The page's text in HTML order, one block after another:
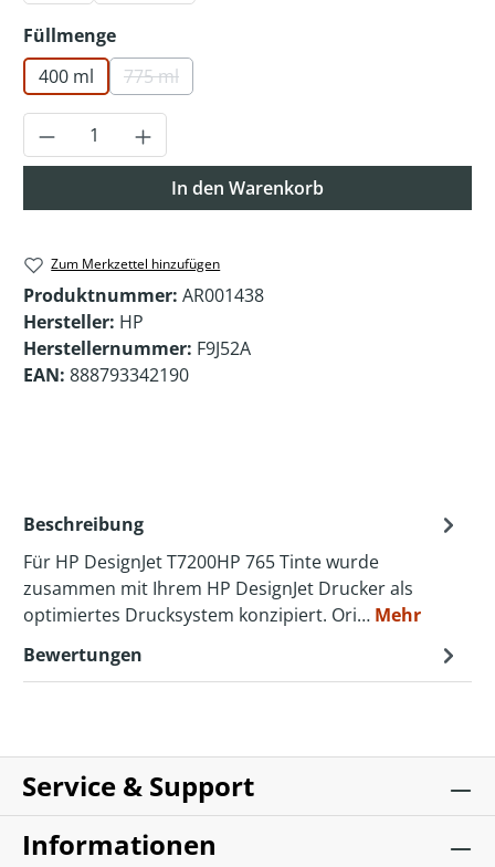
Füllmengeauswählen
400 ml
775 ml(Diese Option ist zurzeit nicht verfügbar.)
Produkt Anzahl: Gib den gewünschten
In den Warenkorb
Zum Merkzettel hinzufügen
Produktnummer: AR001438
Hersteller: HP
Herstellernummer: F9J52A
EAN: 888793342190
Beschreibung
Für HP DesignJet T7200HP 765 Tinte wurde
zusammen mit Ihrem HP DesignJet Drucker als
optimiertes Drucksystem konzipiert. Ori… Mehr
Bewertungen
Service & Support
Informationen